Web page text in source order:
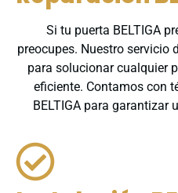
Si tu puerta BELTIGA
preocupes. Nuestro servicio
para solucionar cualquier
eficiente. Contamos con
BELTIGA para garantizar